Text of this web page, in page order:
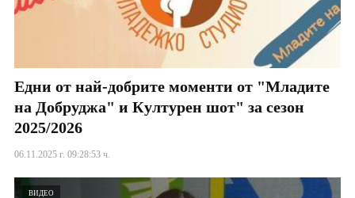
Едни от най-добрите моменти от "Младите
на Добруджа" и Културен шот" за сезон
2025/2026
06.11.2025 г. 09:28:53 ч.
ВИДЕО